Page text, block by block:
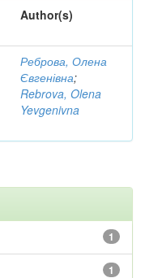
Author(s)
Реброва, Олена
Євгенівна;
Rebrova, Olena
Yevgenivna
1
1